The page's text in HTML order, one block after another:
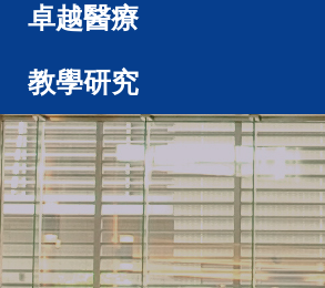
卓越醫療
教學研究